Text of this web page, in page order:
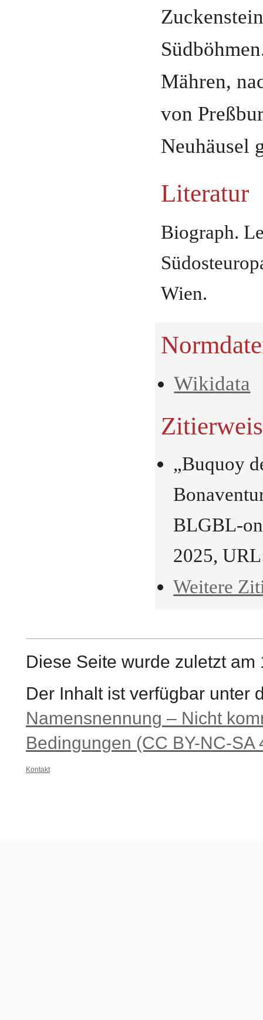
Mähren,
von
Neuhäusel
Literatur
Biograph.
Wien.
Wikidata
„Buquoy
BLGBL-
2025,
Weitere
Diese Seite wurde zuletzt
Der Inhalt ist verfügbar unter
Namensnennung – Nicht
Bedingungen (CC BY-NC-SA
Kontakt